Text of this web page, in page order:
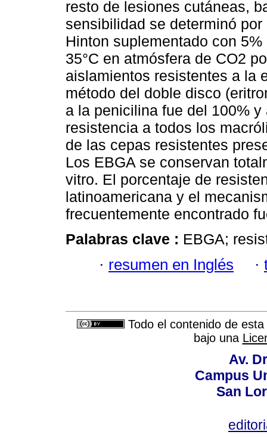
resto de lesiones cutáneas,
sensibilidad se determinó
Hinton suplementado con
35°C en atmósfera de CO2
aislamientos resistentes a la
método del doble disco
a la penicilina fue del 100%
resistencia a todos los
de las cepas resistentes
Los EBGA se conservan
vitro. El porcentaje de
latinoamericana y el
frecuentemente encontrado
Palabras clave : EBGA;
· resumen en Inglés ·
Todo el contenido de
bajo una
Av.
Campus
San